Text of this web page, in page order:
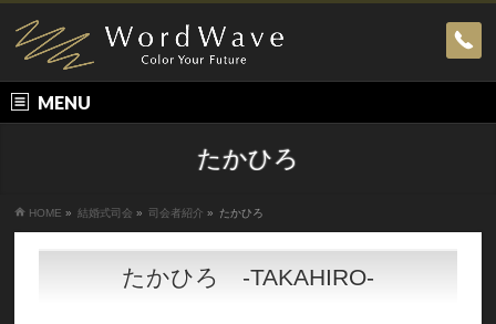
MENU
たかひろ
HOME » 結婚式司会 » 司会者紹介 » たかひろ
たかひろ -TAKAHIRO-